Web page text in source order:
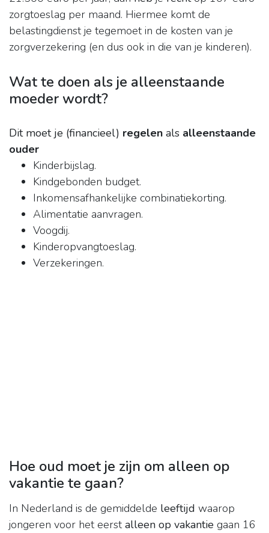
zorgtoeslag per maand. Hiermee komt de
belastingdienst je tegemoet in de kosten van je
zorgverzekering (en dus ook in die van je kinderen).
Wat te doen als je alleenstaande
moeder wordt?
Dit moet je (financieel) regelen als alleenstaande
ouder
Kinderbijslag.
Kindgebonden budget.
Inkomensafhankelijke combinatiekorting.
Alimentatie aanvragen.
Voogdij.
Kinderopvangtoeslag.
Verzekeringen.
Hoe oud moet je zijn om alleen op
vakantie te gaan?
In Nederland is de gemiddelde leeftijd waarop
jongeren voor het eerstalleen op vakantie gaan 16